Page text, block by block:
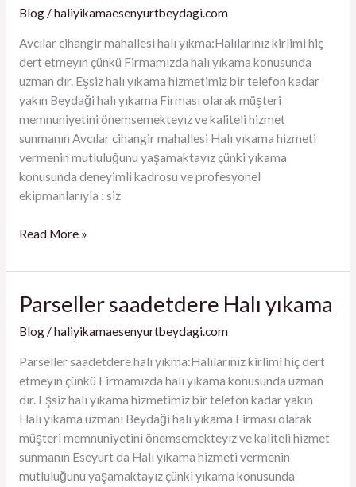
Blog/haliyikamaesenyurtbeydagi.com
Avcılar cihangir mahallesi halı yıkma:Halılarınız kirlimi hiç
dert etmeyın çünkü Firmamızda halı yıkama konusunda
uzman dır. Eşsiz halı yıkama hizmetimiz bir telefon kadar
yakın Beydaği halı yıkama Firması olarak müşteri
memnuniyetini önemsemekteyız ve kaliteli hizmet
sunmanın Avcılar cihangir mahallesi Halı yıkama hizmeti
vermenin mutluluğunu yaşamaktayız çünki yıkama
konusunda deneyimli kadrosu ve profesyonel
ekipmanlarıyla : siz
halı
Read More »
Parseller saadetdere Halı yıkama
Blog/haliyikamaesenyurtbeydagi.com
Parseller saadetdere halı yıkma:Halılarınız kirlimi hiç dert
etmeyın çünkü Firmamızda halı yıkama konusunda uzman
dır. Eşsiz halı yıkama hizmetimiz bir telefon kadar yakın
Halı yıkama uzmanı Beydaği halı yıkama Firması olarak
müşteri memnuniyetini önemsemekteyız ve kaliteli hizmet
sunmanın Eseyurt da Halı yıkama hizmeti vermenin
mutluluğunu yaşamaktayız çünki yıkama konusunda
Parseller
Halı
yıkama